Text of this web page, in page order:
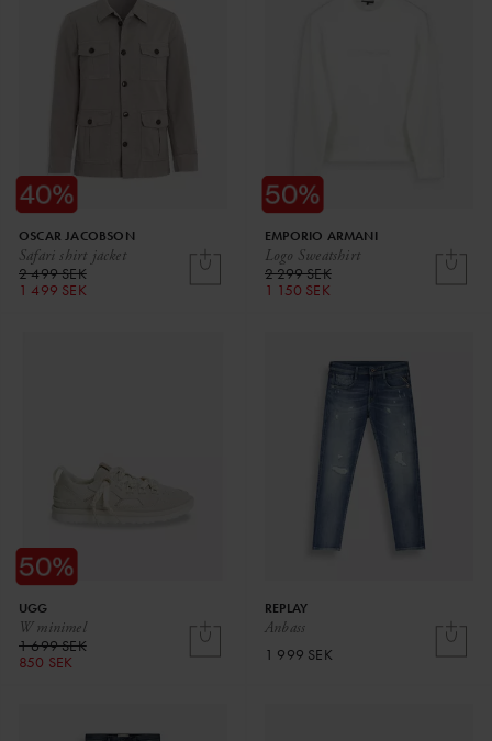
Safari shirt jacket
OSCAR JACOBSON
2 499 SEK
1 499 SEK
Logo Sweatshirt
EMPORIO ARMANI
2 299 SEK
1 150 SEK
W minimel
UGG
1 699 SEK
850 SEK
Anbass
REPLAY
1 999 SEK